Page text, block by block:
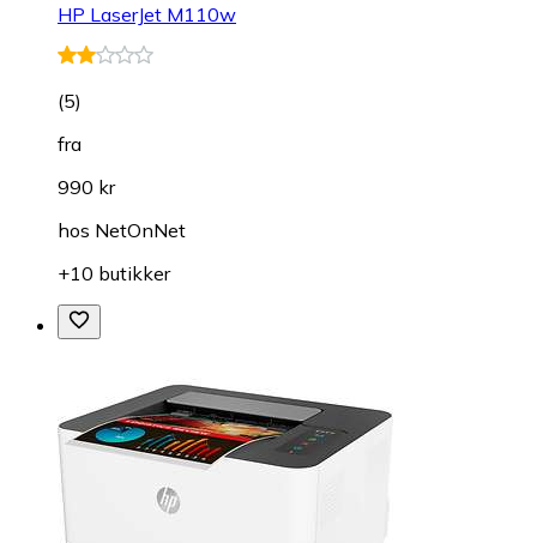
HP LaserJet M110w
(5)
fra
990 kr
hos NetOnNet
+10 butikker